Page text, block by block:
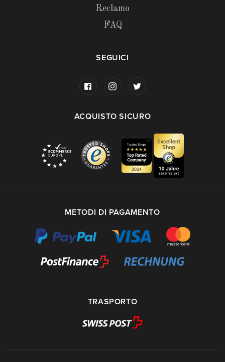
Reclamo
FAQ
SEGUICI
ACQUISTO SICURO
METODI DI PAGAMENTO
TRASPORTO